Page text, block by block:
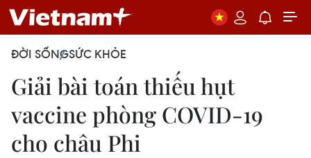
ĐỜI SỐNGSỨC KHỎE
Giải bài toán thiếu hụt
vaccine phòng COVID-19
cho châu Phi